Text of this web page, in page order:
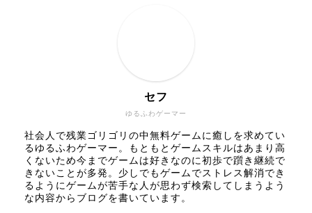
ゆるふわゲーマー
セフ
社会人で残業ゴリゴリの中無料ゲームに癒しを求めてい
るゆるふわゲーマー。もともとゲームスキルはあまり高
くないため今までゲームは好きなのに初歩で躓き継続で
きないことが多発。少しでもゲームでストレス解消でき
るようにゲームが苦手な人が思わず検索してしまうよう
な内容からブログを書いています。